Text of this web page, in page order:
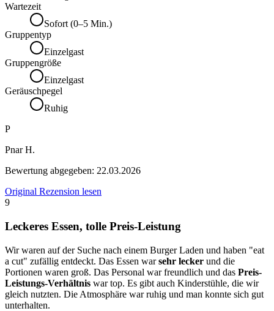
Wartezeit
Sofort (0–5 Min.)
Gruppentyp
Einzelgast
Gruppengröße
Einzelgast
Geräuschpegel
Ruhig
P
Pnar H.
Bewertung abgegeben: 22.03.2026
Original Rezension lesen
9
Leckeres Essen, tolle Preis-Leistung
Wir waren auf der Suche nach einem Burger Laden und haben "eat
a cut" zufällig entdeckt. Das Essen warsehr lecker und die
Portionen waren groß. Das Personal war freundlich und das Preis-
Leistungs-Verhältnis war top. Es gibt auch Kinderstühle, die wir
gleich nutzten. Die Atmosphäre war ruhig und man konnte sich gut
unterhalten.